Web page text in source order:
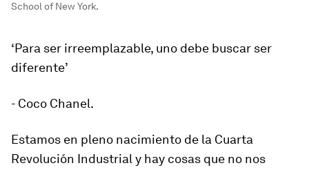
School of New York.
‘Para ser irreemplazable, uno debe buscar ser
diferente’
- Coco Chanel.
Estamos en pleno nacimiento de la Cuarta
Revolución Industrial y hay cosas que no nos